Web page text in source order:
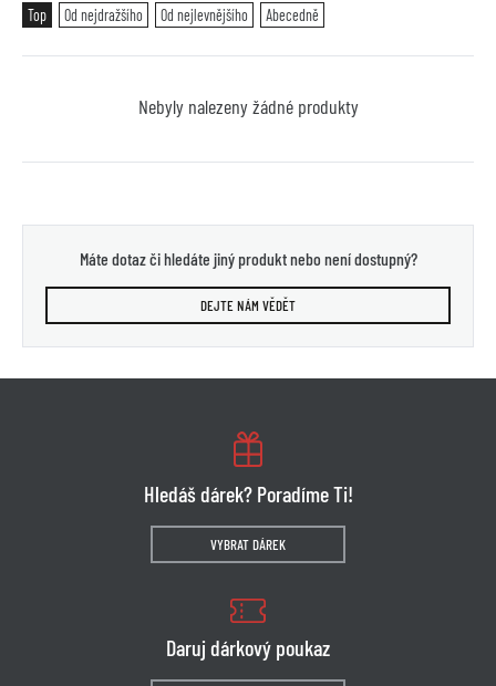
Top
Od nejdražšího Od nejlevnějšího Abecedně
Nebyly nalezeny žádné produkty
Máte dotaz či hledáte jiný produkt nebo není dostupný?
DEJTE NÁM VĚDĚT
Hledáš dárek? Poradíme Ti!
VYBRAT DÁREK
Daruj dárkový poukaz